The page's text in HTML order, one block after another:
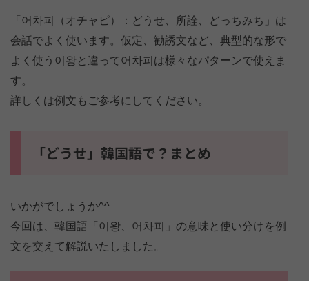
「어차피（オチャピ）：どうせ、所詮、どっちみち」は
会話でよく使います。仮定、勧誘文など、典型的な形で
よく使う이왕と違って어차피は様々なパターンで使えま
す。
詳しくは例文もご参考にしてください。
「どうせ」韓国語で？まとめ
いかがでしょうか^^
今回は、韓国語「이왕、어차피」の意味と使い分けを例
文を交えて解説いたしました。